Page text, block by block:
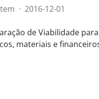
· 2016-12-01
de Viabilidade
materiais e